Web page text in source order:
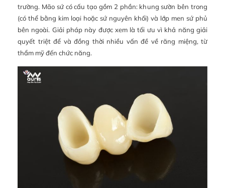
trường. Mão sứ có cấu tạo gồm 2 phần: khung sườn bên trong
(có thể bằng kim loại hoặc sứ nguyên khối) và lớp men sứ phủ
bên ngoài. Giải pháp này được xem là tối ưu vì khả năng giải
quyết triệt để và đồng thời nhiều vấn đề về răng miệng, từ
thẩm mỹ đến chức năng.